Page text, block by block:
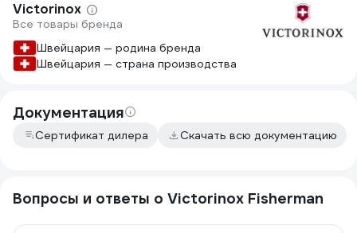
Victorinox
Все товары бренда
Швейцария — родина бренда
Швейцария — страна производства
Документация
Сертификат дилера Скачать всю документацию
Вопросы и ответы о Victorinox Fisherman